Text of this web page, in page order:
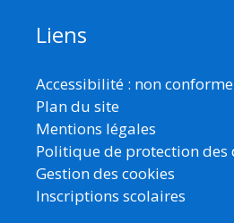
Liens
Accessibilité : non conforme
Plan du site
Mentions légales
Politique de protection des
Gestion des cookies
Inscriptions scolaires